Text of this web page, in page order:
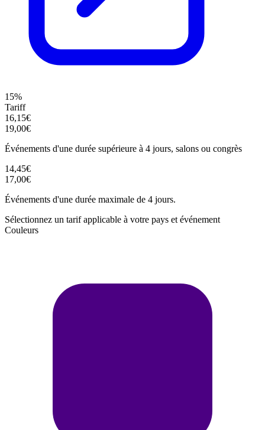
15%
Tariff
16,15€
19,00€
Événements d'une durée supérieure à 4 jours, salons ou congrès
14,45€
17,00€
Événements d'une durée maximale de 4 jours.
Sélectionnez un tarif applicable à votre pays et événement
Couleurs